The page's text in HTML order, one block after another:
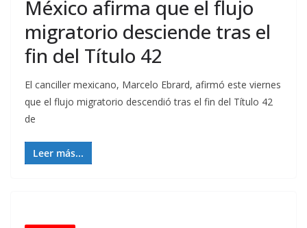
México afirma que el flujo
migratorio desciende tras el
fin del Título 42
El canciller mexicano, Marcelo Ebrard, afirmó este viernes
que el flujo migratorio descendió tras el fin del Título 42
de
Leer más...